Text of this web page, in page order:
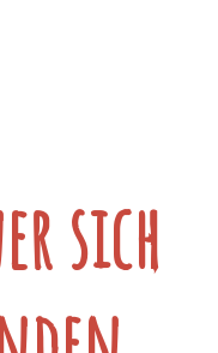
sich